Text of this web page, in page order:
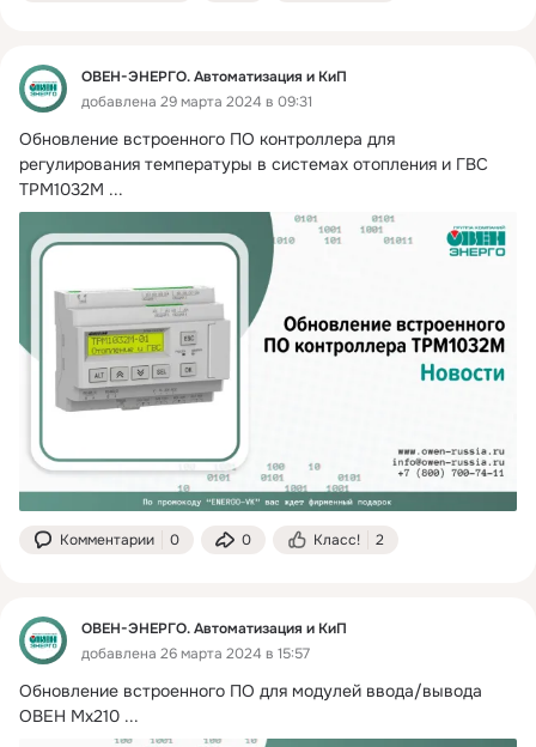
ОВЕН-ЭНЕРГО. Автоматизация и КиП
добавлена 29 марта 2024 в 09:31
Обновление встроенного ПО контроллера для
регулирования температуры в системах отопления и ГВС
ТРМ1032М ...
Комментарии 0 0 Класс! 2
ОВЕН-ЭНЕРГО. Автоматизация и КиП
добавлена 26 марта 2024 в 15:57
Обновление встроенного ПО для модулей ввода/вывода
ОВЕН Мх210 ...